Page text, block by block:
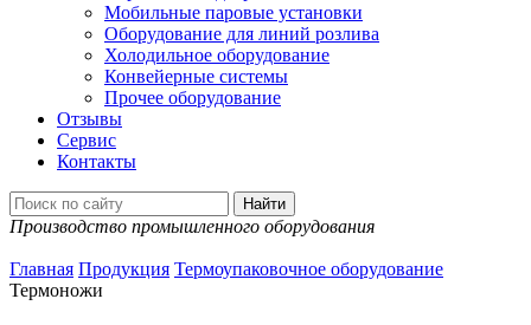
Мобильные паровые установки
Оборудование для линий розлива
Холодильное оборудование
Конвейерные системы
Прочее оборудование
Отзывы
Сервис
Контакты
Производство промышленного оборудования
Главная Продукция Термоупаковочное оборудование
Термоножи